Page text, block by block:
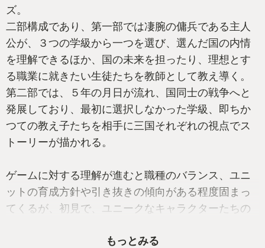
ズ。
二部構成であり、第一部では凄腕の傭兵である主人
公が、３つの学級から一つを選び、選んだ国の内情
を理解できるほか、国の未来を担ったり、理想とす
る職業に就きたい生徒たちを教師として教え導く。
第二部では、５年の月日が流れ、国同士の戦争へと
発展しており、最初に選択しなかった学級、即ちか
つての教え子たちを相手に三国それぞれの視点でス
トーリーが描かれる。
ゲームに対する理解が進むと職種のバランス、ユニ
ットの育成方針や引き抜きの傾向がある程度固まっ
てくるが、初見で、ユニークなキャラクターたちの
イするのも味があって楽しい。最初から学級に所属
もっとみる